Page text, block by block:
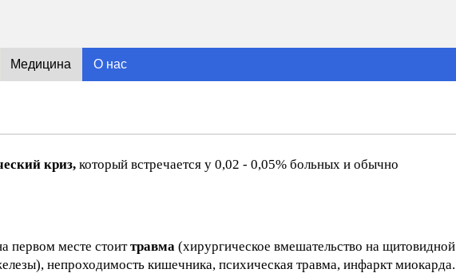
Медицина О нас
криз, который встречается у 0,02 - 0,05% больных и обычно
первом месте стоиттравма (хирургическое вмешательство на щитовидной
непроходимость кишечника, психическая травма, инфаркт миокарда.